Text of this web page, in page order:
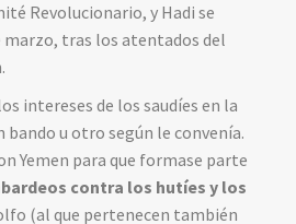
Revolucionario, y Hadi se
marzo, tras los atentados del
intereses de los saudíes en la
bando u otro según le convenía.
Yemen para que formase parte
contra los hutíes y los
(al que pertenecen también